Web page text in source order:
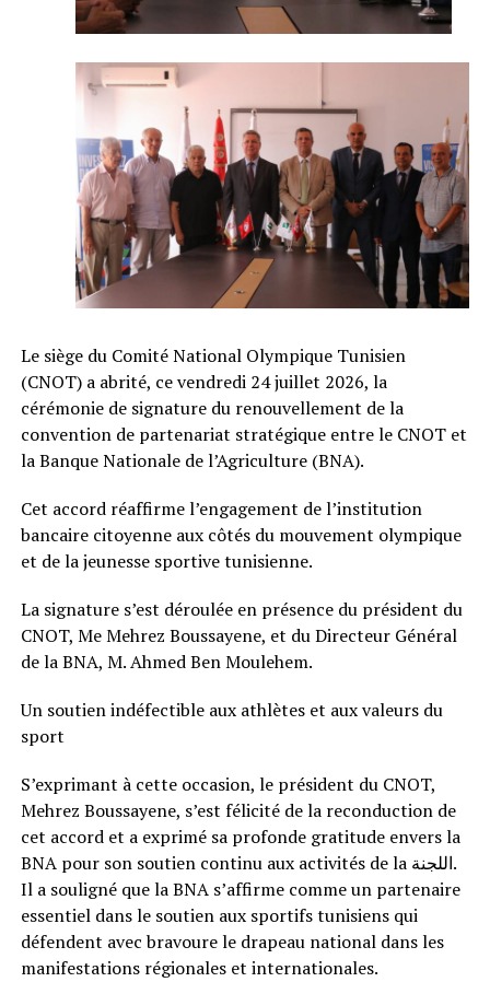
Le siège du Comité National Olympique Tunisien
(CNOT) a abrité, ce vendredi 24 juillet 2026, la
cérémonie de signature du renouvellement de la
convention de partenariat stratégique entre le CNOT et
la Banque Nationale de l’Agriculture (BNA).
Cet accord réaffirme l’engagement de l’institution
bancaire citoyenne aux côtés du mouvement olympique
et de la jeunesse sportive tunisienne.
La signature s’est déroulée en présence du président du
CNOT, Me Mehrez Boussayene, et du Directeur Général
de la BNA, M. Ahmed Ben Moulehem.
Un soutien indéfectible aux athlètes et aux valeurs du
sport
S’exprimant à cette occasion, le président du CNOT,
Mehrez Boussayene, s’est félicité de la reconduction de
cet accord et a exprimé sa profonde gratitude envers la
BNA pour son soutien continu aux activités de la اللجنة.
Il a souligné que la BNA s’affirme comme un partenaire
essentiel dans le soutien aux sportifs tunisiens qui
défendent avec bravoure le drapeau national dans les
manifestations régionales et internationales.